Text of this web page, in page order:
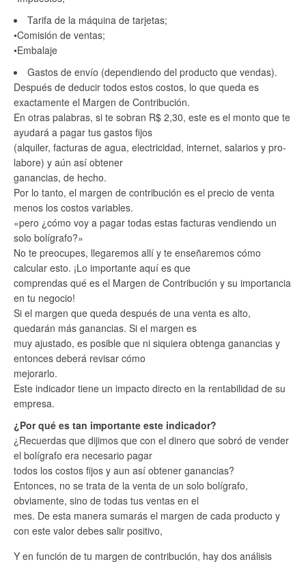
Tarifa de la máquina de tarjetas;
•Comisión de ventas;
•Embalaje
Gastos de envío (dependiendo del producto que vendas).
Después de deducir todos estos costos, lo que queda es
exactamente el Margen de Contribución.
En otras palabras, si te sobran R$ 2,30, este es el monto que te
ayudará a pagar tus gastos fijos
(alquiler, facturas de agua, electricidad, internet, salarios y pro-
labore) y aún así obtener
ganancias, de hecho.
Por lo tanto, el margen de contribución es el precio de venta
menos los costos variables.
«pero ¿cómo voy a pagar todas estas facturas vendiendo un
solo bolígrafo?»
No te preocupes, llegaremos allí y te enseñaremos cómo
calcular esto. ¡Lo importante aquí es que
comprendas qué es el Margen de Contribución y su importancia
en tu negocio!
Si el margen que queda después de una venta es alto,
quedarán más ganancias. Si el margen es
muy ajustado, es posible que ni siquiera obtenga ganancias y
entonces deberá revisar cómo
mejorarlo.
Este indicador tiene un impacto directo en la rentabilidad de su
empresa.
¿Por qué es tan importante este indicador?
¿Recuerdas que dijimos que con el dinero que sobró de vender
el bolígrafo era necesario pagar
todos los costos fijos y aun así obtener ganancias?
Entonces, no se trata de la venta de un solo bolígrafo,
obviamente, sino de todas tus ventas en el
mes. De esta manera sumarás el margen de cada producto y
con este valor debes salir positivo,
Y en función de tu margen de contribución, hay dos análisis